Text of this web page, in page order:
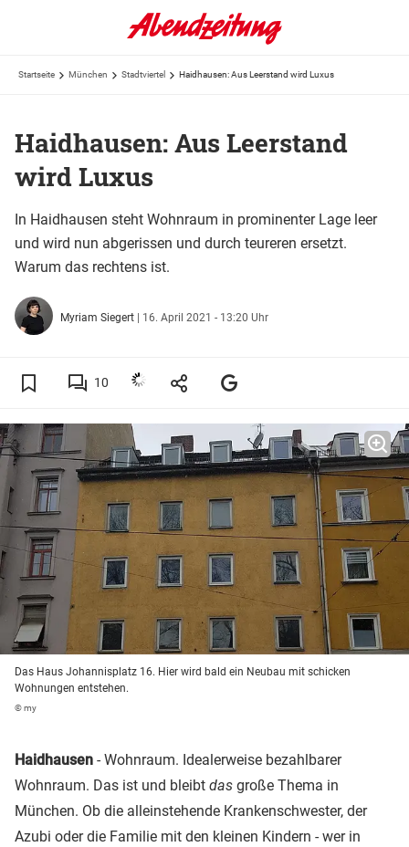
Startseite München Stadtviertel Haidhausen: Aus Leerstand wird Luxus
Haidhausen: Aus Leerstand
wird Luxus
In Haidhausen steht Wohnraum in prominenter Lage leer
und wird nun abgerissen und durch teureren ersetzt.
Warum das rechtens ist.
Myriam Siegert | 16. April 2021 - 13:20 Uhr
10
Das Haus Johannisplatz 16. Hier wird bald ein Neubau mit schicken
Wohnungen entstehen.
© my
Haidhausen - Wohnraum. Idealerweise bezahlbarer
Wohnraum. Das ist und bleibt das große Thema in
München. Ob die alleinstehende Krankenschwester, der
Azubi oder die Familie mit den kleinen Kindern - wer in